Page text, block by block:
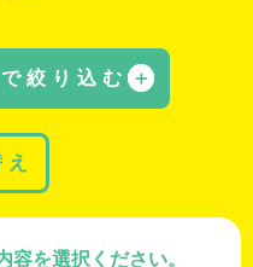
絞り込む ＋
容を選択ください。